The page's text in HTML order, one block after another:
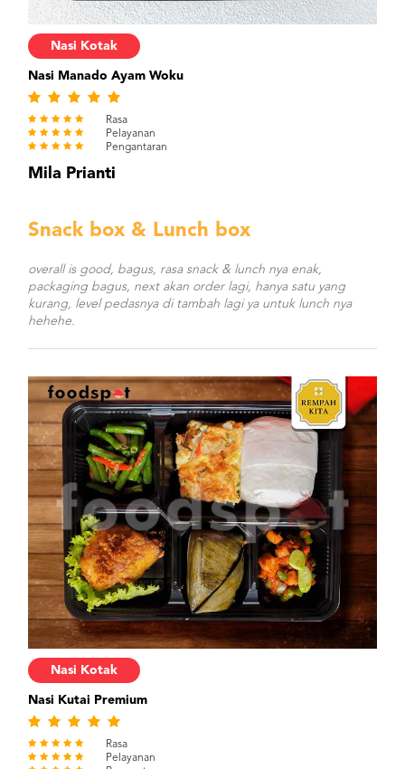
Nasi Kotak
Nasi Manado Ayam Woku
Rasa
Pelayanan
Pengantaran
Mila Prianti
Snack box & Lunch box
overall is good, bagus, rasa snack & lunch nya enak,
packaging bagus, next akan order lagi, hanya satu yang
kurang, level pedasnya di tambah lagi ya untuk lunch nya
hehehe.
Nasi Kotak
Nasi Kutai Premium
Rasa
Pelayanan